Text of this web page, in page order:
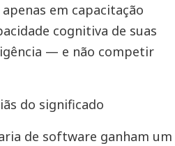
em capacitação
cognitiva de suas
— e não competir
do significado
de software ganham um